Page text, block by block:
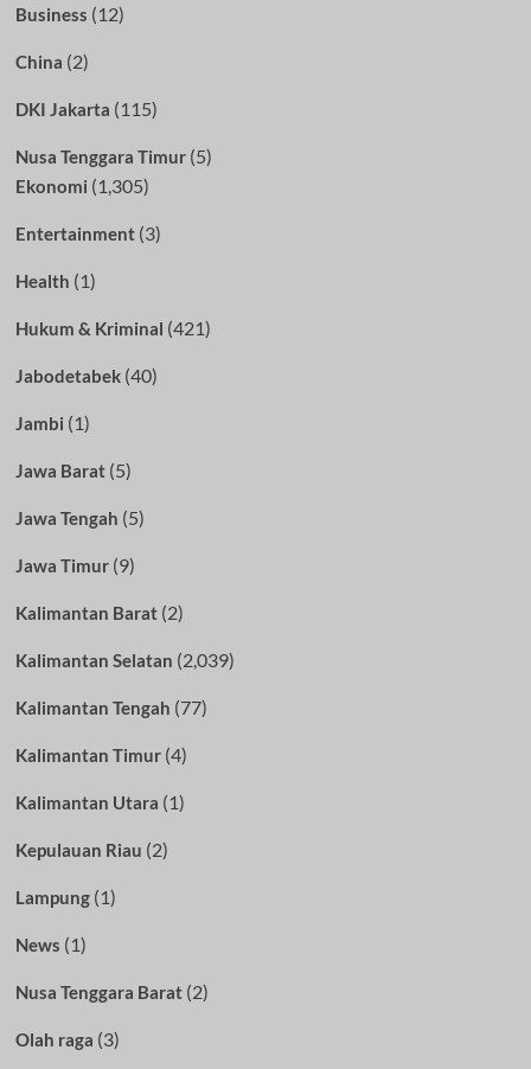
Business (12)
China (2)
DKI Jakarta (115)
Nusa Tenggara Timur(5)
Ekonomi (1,305)
Entertainment(3)
Health (1)
Hukum & Kriminal (421)
Jabodetabek(40)
Jambi (1)
Jawa Barat(5)
Jawa Tengah (5)
Jawa Timur(9)
Kalimantan Barat(2)
Kalimantan Selatan (2,039)
Kalimantan Tengah (77)
Kalimantan Timur(4)
Kalimantan Utara (1)
Kepulauan Riau (2)
Lampung(1)
News (1)
Nusa Tenggara Barat(2)
Olah raga (3)